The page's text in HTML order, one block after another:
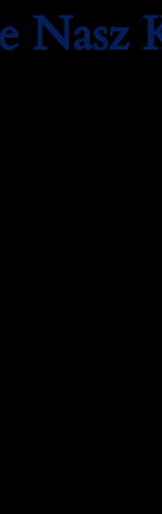
Nasz